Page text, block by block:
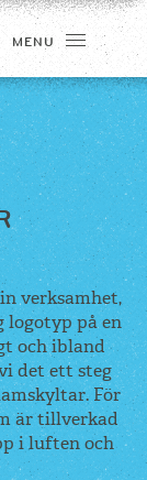
MENU
verksamhet,
logotyp på en
och ibland
det ett steg
För
är tillverkad
i luften och